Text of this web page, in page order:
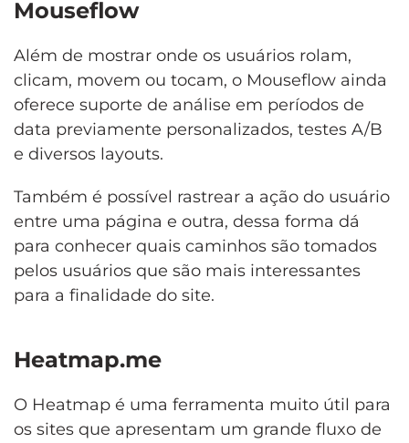
Mouseflow
Além de mostrar onde os usuários rolam,
clicam, movem ou tocam, o Mouseflow ainda
oferece suporte de análise em períodos de
data previamente personalizados, testes A/B
e diversos layouts.
Também é possível rastrear a ação do usuário
entre uma página e outra, dessa forma dá
para conhecer quais caminhos são tomados
pelos usuários que são mais interessantes
para a finalidade do site.
Heatmap.me
O Heatmap é uma ferramenta muito útil para
os sites que apresentam um grande fluxo de